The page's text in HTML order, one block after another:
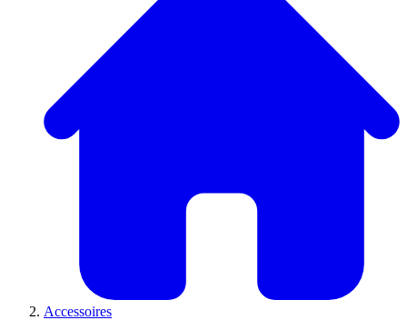
Accessoires